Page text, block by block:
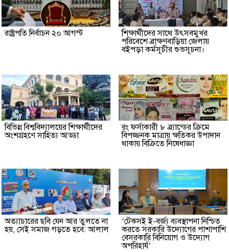
রাষ্ট্রপতি নির্বাচন ২০ আগস্ট
শিক্ষার্থীদের সাথে উৎসবমুখর
পরিবেশে ব্রাক্ষণবাড়িয়া জেলায়
বইপড়া কর্মসূচীর শুভসূচনা।
বিভিন্ন বিশ্ববিদ্যালয়ের শিক্ষার্থীদের
অংশগ্রহণে সাহিত্য আড্ডা
রং ফর্সাকারী ৮ ব্র্যান্ডের ক্রিমে
বিপজ্জনক মাত্রায় ক্ষতিকর উপাদান
থাকায় বিক্রিতে নিষেধাজ্ঞা
অত্যাচারের ছবি যেন আর তুলতে না
হয়, সেই সমাজ গড়তে হবে: আলাল
‘টেকসই ই-বর্জ্য ব্যবস্থাপনা নিশ্চিত
করতে সরকারি উদ্যোগের পাশাপাশি
বেসরকারি বিনিয়োগ ও উদ্যোগ
অপরিহার্য’